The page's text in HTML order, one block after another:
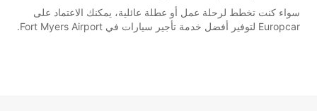
سواء كنت تخطط لرحلة عمل أو عطلة عائلية، يمكنك الاعتماد على
Europcar لتوفير أفضل خدمة تأجير سيارات في Fort Myers Airport.